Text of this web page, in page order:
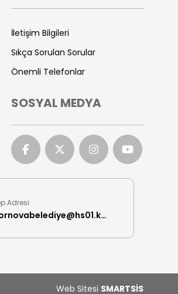
İletişim Bilgileri
Sıkça Sorulan Sorular
Önemli Telefonlar
SOSYAL MEDYA
Adresi
bornovabelediye@hs01.kep.tr
Web Sitesi SMARTSİS